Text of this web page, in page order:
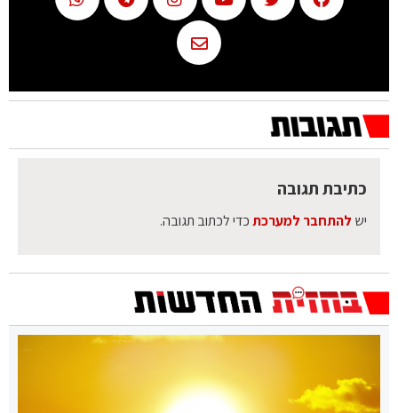
כתיבת תגובה
יש להתחבר למערכתכדי לכתוב תגובה.